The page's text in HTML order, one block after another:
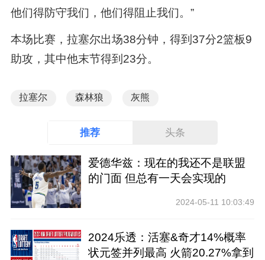
他们得防守我们，他们得阻止我们。”
本场比赛，拉塞尔出场38分钟，得到37分2篮板9
助攻，其中他末节得到23分。
拉塞尔 森林狼 灰熊
推荐 头条
爱德华兹：现在的我还不是联盟
的门面 但总有一天会实现的
2024-05-11 10:03:49
2024乐透：活塞&奇才14%概率
状元签并列最高 火箭20.27%拿到